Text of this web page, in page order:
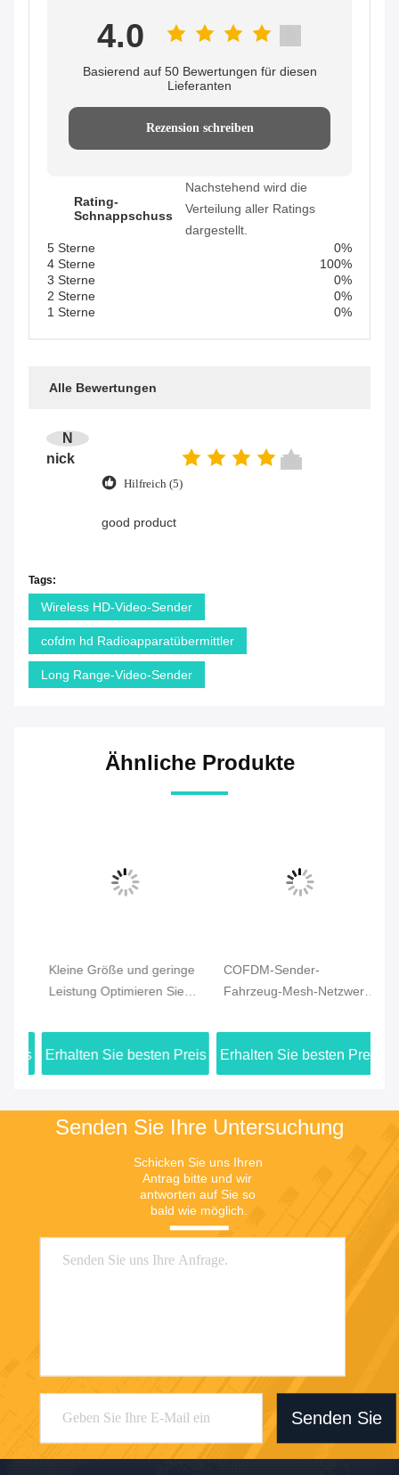
4.0
Basierend auf 50 Bewertungen für diesen
Lieferanten
Rezension schreiben
Rating-
Schnappschuss
Nachstehend wird die
Verteilung aller Ratings
dargestellt.
5 Sterne
0%
4 Sterne
100%
3 Sterne
0%
2 Sterne
0%
1 Sterne
0%
Alle Bewertungen
N
nick
Hilfreich (5)
good product
Tags:
Wireless HD-Video-Sender
cofdm hd Radioapparatübermittler
Long Range-Video-Sender
Ähnliche Produkte
Kleine Größe und geringe
Leistung Optimieren Sie
schneller Bereitstellung
und Fernverbindung
Erhalten Sie besten Preis
COFDM-Sender-
Fahrzeug-Mesh-Netzwerk-
Montage, unterstützt
drahtlose Kommunikation
ohne zentrales Gateway
Erhalten Sie besten Preis
Senden Sie Ihre Untersuchung
Schicken Sie uns Ihren
Antrag bitte und wir
antworten auf Sie so
bald wie möglich.
Senden Sie